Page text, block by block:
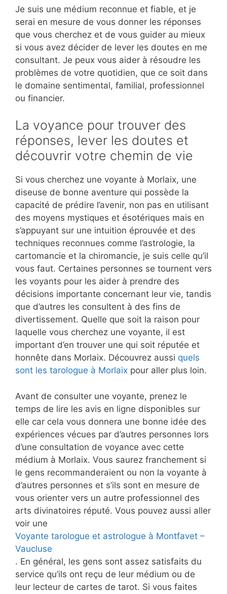
Je suis une médium reconnue et fiable, et je
serai en mesure de vous donner les réponses
que vous cherchez et de vous guider au mieux
si vous avez décider de lever les doutes en me
consultant. Je peux vous aider à résoudre les
problèmes de votre quotidien, que ce soit dans
le domaine sentimental, familial, professionnel
ou financier.
La voyance pour trouver des
réponses, lever les doutes et
découvrir votre chemin de vie
Si vous cherchez une voyante à Morlaix, une
diseuse de bonne aventure qui possède la
capacité de prédire l’avenir, non pas en utilisant
des moyens mystiques et ésotériques mais en
s’appuyant sur une intuition éprouvée et des
techniques reconnues comme l’astrologie, la
cartomancie et la chiromancie, je suis celle qu’il
vous faut. Certaines personnes se tournent vers
les voyants pour les aider à prendre des
décisions importante concernant leur vie, tandis
que d’autres les consultent à des fins de
divertissement. Quelle que soit la raison pour
laquelle vous cherchez une voyante, il est
important d’en trouver une qui soit réputée et
honnête dans Morlaix. Découvrez aussi quels
sont les tarologue à Morlaix pour aller plus loin.
Avant de consulter une voyante, prenez le
temps de lire les avis en ligne disponibles sur
elle car cela vous donnera une bonne idée des
expériences vécues par d’autres personnes lors
d’une consultation de voyance avec cette
médium à Morlaix. Vous saurez franchement si
le gens recommanderaient ou non la voyante à
d’autres personnes et s’ils sont en mesure de
vous orienter vers un autre professionnel des
arts divinatoires réputé. Vous pouvez aussi aller
voir une
Voyante tarologue et astrologue à Montfavet –
Vaucluse
. En général, les gens sont assez satisfaits du
service qu’ils ont reçu de leur médium ou de
leur lecteur de cartes de tarot. Si vous faites